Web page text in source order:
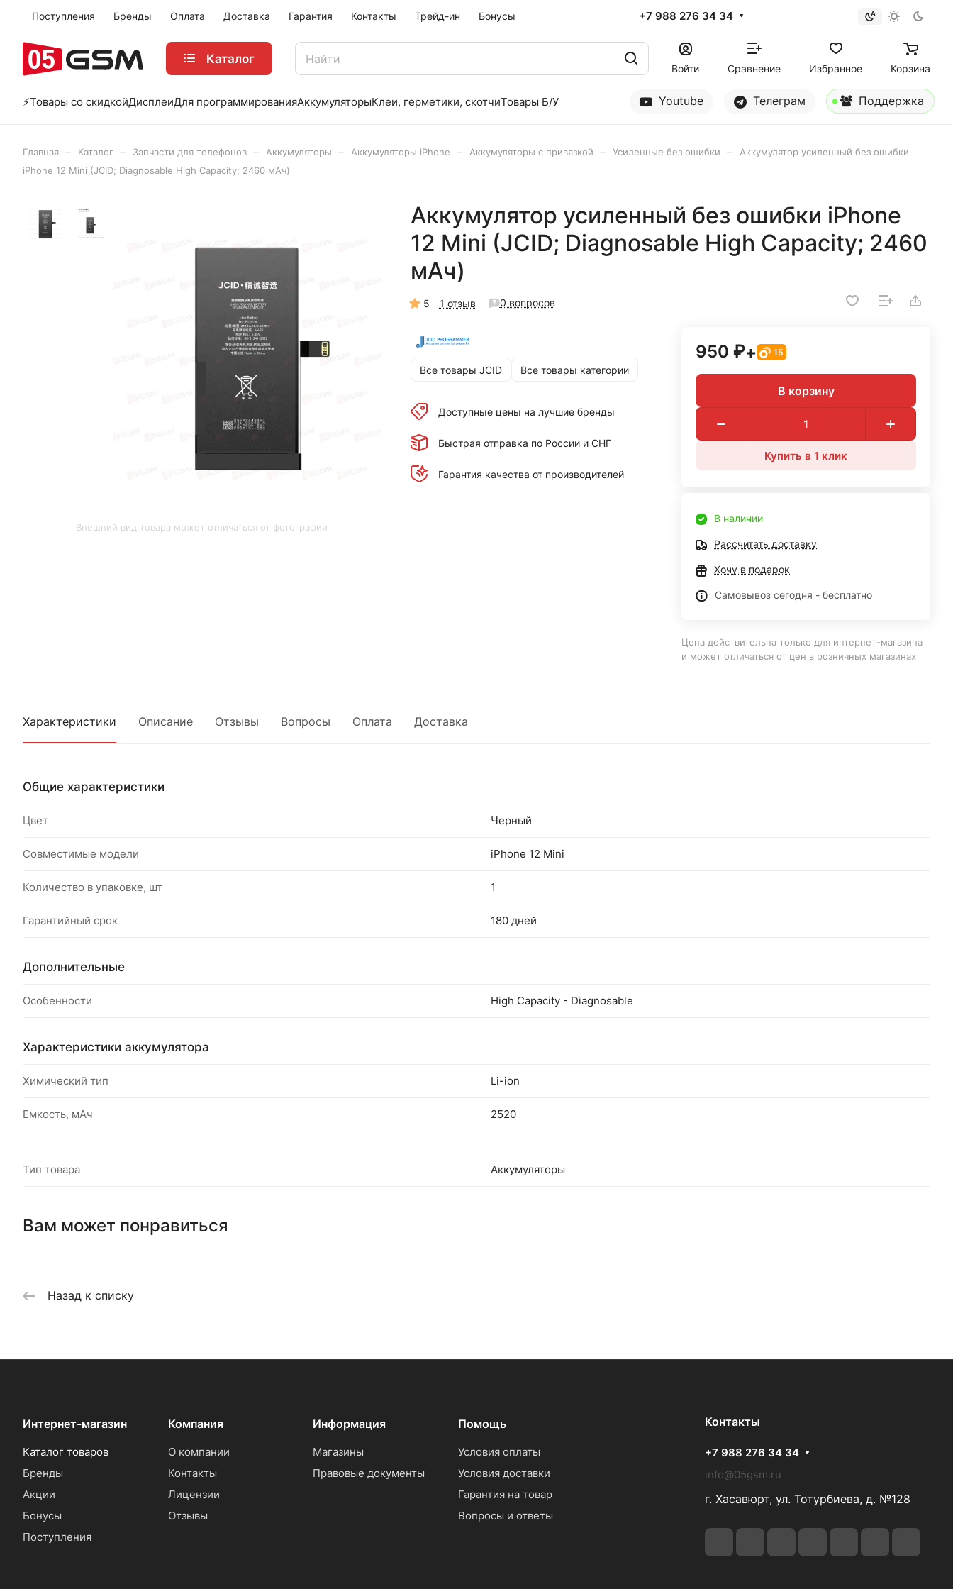
Поступления Бренды Оплата Доставка Гарантия Контакты Трейд-ин Бонусы +7 988 276 34 34
Каталог
Войти Сравнение Избранное Корзина
⚡️Товары со скидкойДисплеиДля программированияАккумуляторыКлеи, герметики, скотчиТовары Б/У Youtube Телеграм Поддержка
Главная Каталог Запчасти для телефонов Аккумуляторы Аккумуляторы iPhone Аккумуляторы с привязкой Усиленные без ошибки
Аккумулятор усиленный без ошибки
iPhone 12 Mini (JCID; Diagnosable High Capacity; 2460 мАч)
Внешний вид товара может отличаться от фотографии
Аккумулятор усиленный без ошибки iPhone
12 Mini (JCID; Diagnosable High Capacity; 2460
мАч)
5 1 отзыв 0 вопросов
Все товары JCID Все товары категории
Доступные цены на лучшие бренды
Быстрая отправка по России и СНГ
Гарантия качества от производителей
950 ₽+ 15
В корзину
Купить в 1 клик
В наличии
Рассчитать доставку
Хочу в подарок
Самовывоз сегодня - бесплатно
Цена действительна только для интернет-магазина
и может отличаться от цен в розничных магазинах
Характеристики Описание Отзывы Вопросы Оплата Доставка
Общие характеристики
Цвет Черный
Совместимые модели iPhone 12 Mini
Количество в упаковке, шт 1
Гарантийный срок 180 дней
Дополнительные
Особенности High Capacity - Diagnosable
Характеристики аккумулятора
Химический тип Li-ion
Емкость, мАч 2520
Тип товара Аккумуляторы
Вам может понравиться
Назад к списку
Интернет-магазин
Каталог товаров
Бренды
Акции
Бонусы
Поступления
Компания
О компании
Контакты
Лицензии
Отзывы
Информация
Магазины
Правовые документы
Помощь
Условия оплаты
Условия доставки
Гарантия на товар
Вопросы и ответы
Контакты
+7 988 276 34 34
info@05gsm.ru
г. Хасавюрт, ул. Тотурбиева, д. №128